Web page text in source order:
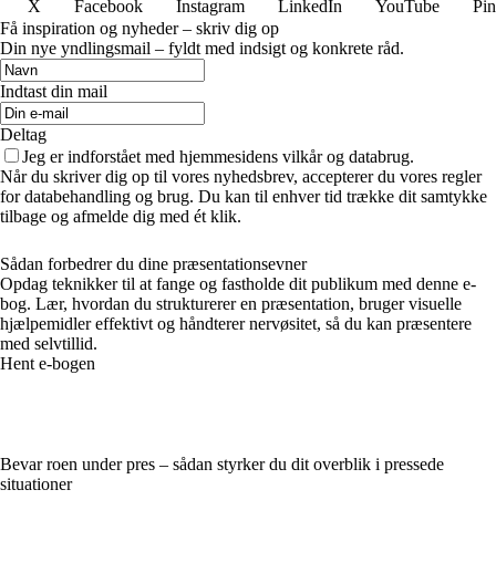
X Facebook Instagram LinkedIn YouTube
Få inspiration og nyheder – skriv dig op
Din nye yndlingsmail – fyldt med indsigt og konkrete råd.
Indtast din mail
Deltag
Jeg er indforstået med hjemmesidens vilkår og databrug.
Når du skriver dig op til vores nyhedsbrev, accepterer du vores regler
for databehandling og brug. Du kan til enhver tid trække dit samtykke
tilbage og afmelde dig med ét klik.
Sådan forbedrer du dine præsentationsevner
Opdag teknikker til at fange og fastholde dit publikum med denne e-
bog. Lær, hvordan du strukturerer en præsentation, bruger visuelle
hjælpemidler effektivt og håndterer nervøsitet, så du kan præsentere
med selvtillid.
Hent e-bogen
Bevar roen under pres – sådan styrker du dit overblik i pressede
situationer